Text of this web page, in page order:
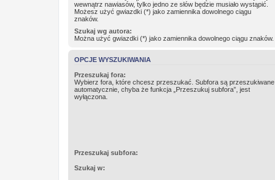
wewnątrz nawiasów, tylko jedno ze słów będzie musiało wystąpić.
Możesz użyć gwiazdki (*) jako zamiennika dowolnego ciągu
znaków.
Szukaj wg autora:
Można użyć gwiazdki (*) jako zamiennika dowolnego ciągu znaków.
OPCJE WYSZUKIWANIA
Przeszukaj fora:
Wybierz fora, które chcesz przeszukać. Subfora są przeszukiwane
automatycznie, chyba że funkcja „Przeszukuj subfora”, jest
wyłączona.
Przeszukaj subfora:
Szukaj w: